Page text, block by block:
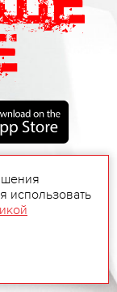
использовать